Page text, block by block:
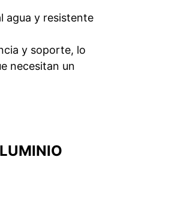
agua y resistente
y soporte, lo
necesitan un